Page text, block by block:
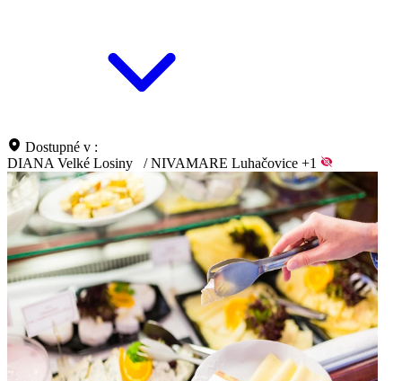
Dostupné v :
DIANA Velké Losiny
/ NIVAMARE Luhačovice +1